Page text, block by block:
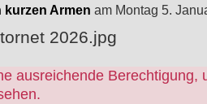
kurzen Armen am Montag 5.
2026.jpg
ausreichende Berechtigung,